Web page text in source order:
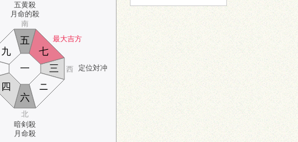
五黄殺
月命的殺
最大吉方
定位対冲
暗剣殺
月命殺
南
北
西
六
七
九
一
ニ
三
四
五